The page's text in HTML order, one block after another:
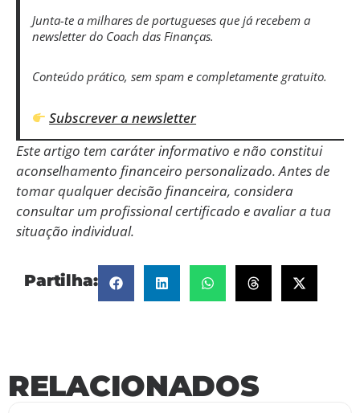
Junta-te a milhares de portugueses que já recebem a
newsletter do Coach das Finanças.
Conteúdo prático, sem spam e completamente gratuito.
Subscrever a newsletter
Este artigo tem caráter informativo e não constitui
aconselhamento financeiro personalizado. Antes de
tomar qualquer decisão financeira, considera
consultar um profissional certificado e avaliar a tua
situação individual.
Partilha:
RELACIONADOS